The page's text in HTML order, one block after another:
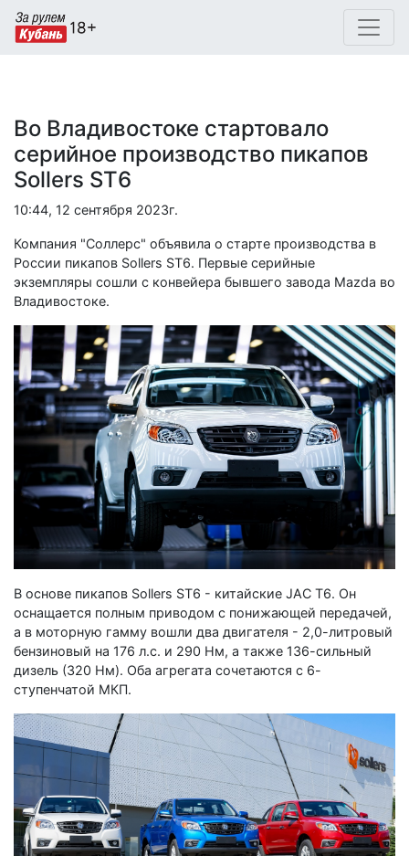
Во Владивостоке стартовало
серийное производство пикапов
Sollers ST6
10:44, 12 сентября 2023г.
Компания "Соллерс" объявила о старте производства в
России пикапов Sollers ST6. Первые серийные
экземпляры сошли с конвейера бывшего завода Mazda во
Владивостоке.
В основе пикапов Sollers ST6 - китайские JAC T6. Он
оснащается полным приводом с понижающей передачей,
а в моторную гамму вошли два двигателя - 2,0-литровый
бензиновый на 176 л.с. и 290 Нм, а также 136-сильный
дизель (320 Нм). Оба агрегата сочетаются с 6-
ступенчатой МКП.